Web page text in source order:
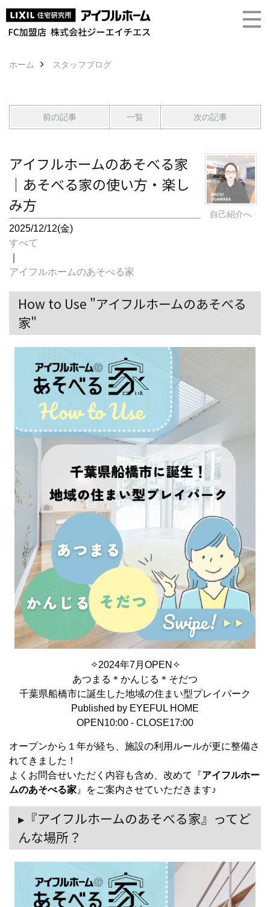
ホーム スタッフブログ
前の記事 一覧 次の記事
自己紹介へ
アイフルホームのあそべる家
｜あそべる家の使い方・楽し
み方
2025/12/12(金)
すべて
アイフルホームのあそべる家
How to Use "アイフルホームのあそべる
家"
✧2024年7月OPEN✧
あつまる＊かんじる＊そだつ
千葉県船橋市に誕生した地域の住まい型プレイパーク
Published by EYEFUL HOME
OPEN10:00 - CLOSE17:00
オープンから１年が経ち、施設の利用ルールが更に整備さ
れてきました！
よくお問合せいただく内容も含め、改めて『アイフルホー
ムのあそべる家 』をご案内させていただきます♪
▸『アイフルホームのあそべる家』ってど
んな場所？